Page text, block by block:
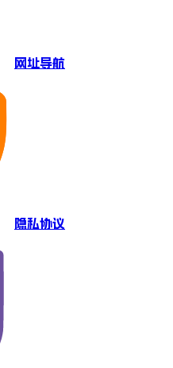
网址导航
隐私协议